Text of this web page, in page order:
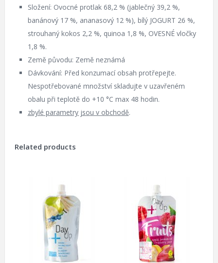
Složení: Ovocné protlak 68,2 % (jablečný 39,2 %,
banánový 17 %, ananasový 12 %), bílý JOGURT 26 %,
strouhaný kokos 2,2 %, quinoa 1,8 %, OVESNÉ vločky
1,8 %.
Země původu: Země neznámá
Dávkování: Před konzumací obsah protřepejte.
Nespotřebované množství skladujte v uzavřeném
obalu při teplotě do +10 °C max 48 hodin.
zbylé parametry jsou v obchodě.
Related products